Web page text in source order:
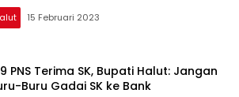
15 Februari 2023
PNS Terima SK, Bupati Halut: Jangan
Buru Gadai SK ke Bank